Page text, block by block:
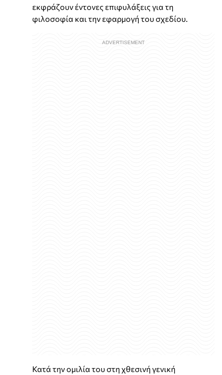
εκφράζουν έντονες επιφυλάξεις για τη
φιλοσοφία και την εφαρμογή του σχεδίου.
Κατά την ομιλία του στη χθεσινή γενική